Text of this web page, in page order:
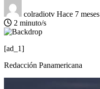
colradiotv Hace 7 meses
2 minuto/s
[ad_1]
Redacción Panamericana